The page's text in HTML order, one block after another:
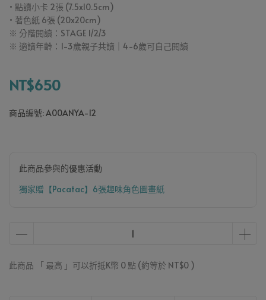
• 點讀小卡 2張 (7.5x10.5cm)
• 著色紙 6張 (20x20cm)
※ 分階閱讀：STAGE 1/2/3
※ 適讀年齡：1-3歲親子共讀｜4-6歲可自己閱讀
NT$650
商品編號:A00ANYA-12
此商品參與的優惠活動
獨家贈【Pacatac】6張趣味角色圖畫紙
此商品 「 最高 」可以折抵K幣 0 點 (約等於 NT$0 )